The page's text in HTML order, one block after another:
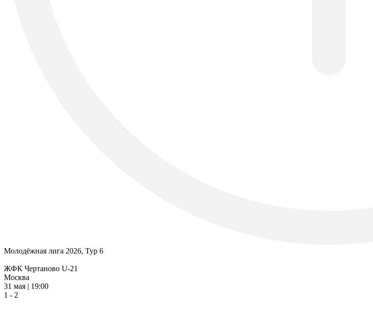
Молодёжная лига 2026, Тур 6
ЖФК Чертаново U-21
Москва
31 мая | 19:00
1 - 2